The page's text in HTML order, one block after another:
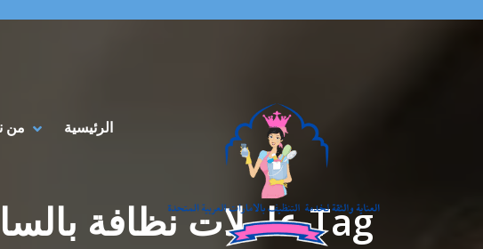
الرئيسية من
Tag عاملات نظافة بالساعة في مرسى أم القيوين 0569913636